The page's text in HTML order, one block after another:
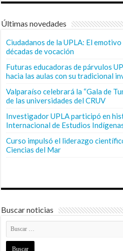
Últimas novedades
Ciudadanos de la UPLA: El
décadas de vocación
Futuras educadoras de párvulos
hacia las aulas con su tradicional
Valparaíso celebrará la “Gala de
de las universidades del CRUV
Investigador UPLA participó en
Internacional de Estudios
Curso impulsó el liderazgo
Ciencias del Mar
Buscar noticias